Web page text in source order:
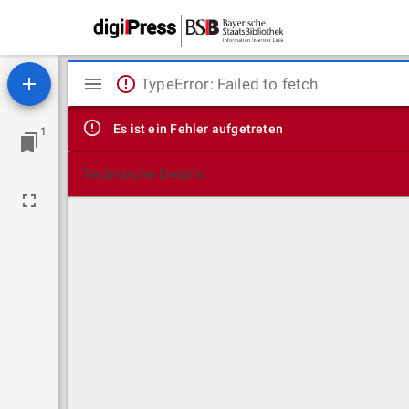
1
Mirador
Viewer
TypeError: Failed to fetch
Es ist ein Fehler aufgetreten
Technische Details